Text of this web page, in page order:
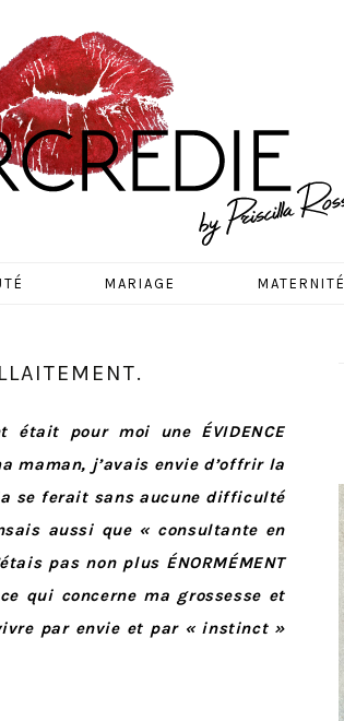
MARIAGE MATERNITÉ
était pour moi une ÉVIDENCE
maman, j’avais envie d’offrir la
se ferait sans aucune difficulté
aussi que « consultante en
pas non plus ÉNORMÉMENT
qui concerne ma grossesse et
par envie et par « instinct »